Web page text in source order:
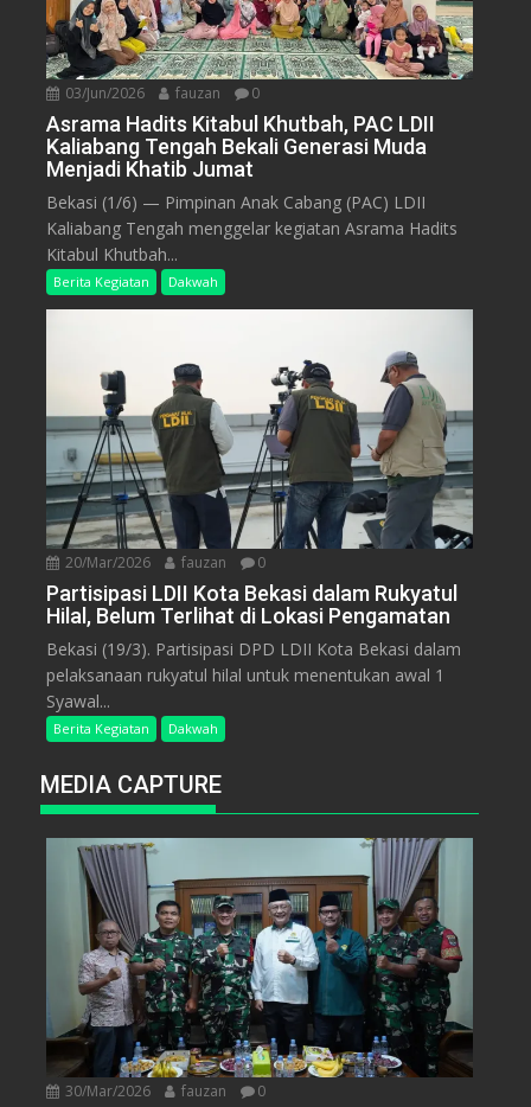
03/Jun/2026 fauzan 0
Asrama Hadits Kitabul Khutbah, PAC LDII
Kaliabang Tengah Bekali Generasi Muda
Menjadi Khatib Jumat
Bekasi (1/6) — Pimpinan Anak Cabang (PAC) LDII
Kaliabang Tengah menggelar kegiatan Asrama Hadits
Kitabul Khutbah...
Berita Kegiatan Dakwah
20/Mar/2026 fauzan 0
Partisipasi LDII Kota Bekasi dalam Rukyatul
Hilal, Belum Terlihat di Lokasi Pengamatan
Bekasi (19/3). Partisipasi DPD LDII Kota Bekasi dalam
pelaksanaan rukyatul hilal untuk menentukan awal 1
Syawal...
Berita Kegiatan Dakwah
MEDIA CAPTURE
30/Mar/2026 fauzan 0